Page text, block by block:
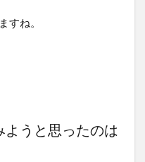
すね。
ようと思ったのは